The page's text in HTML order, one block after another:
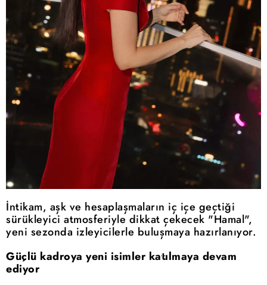
İntikam, aşk ve hesaplaşmaların iç içe geçtiği
sürükleyici atmosferiyle dikkat çekecek "Hamal",
yeni sezonda izleyicilerle buluşmaya hazırlanıyor.
Güçlü kadroya yeni isimler katılmaya devam
ediyor